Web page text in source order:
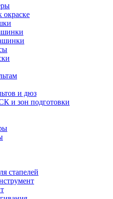
окраске
и дюз
и зон подготовки
стапелей